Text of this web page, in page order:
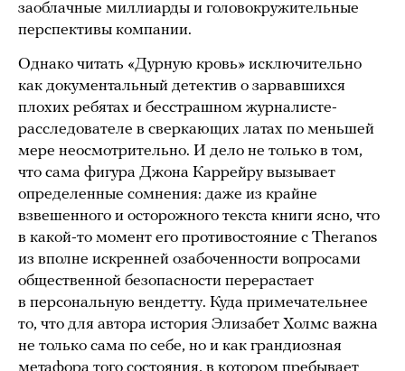
заоблачные миллиарды и головокружительные
перспективы компании.
Однако читать «Дурную кровь» исключительно
как документальный детектив о зарвавшихся
плохих ребятах и бесстрашном журналисте-
расследователе в сверкающих латах по меньшей
мере неосмотрительно. И дело не только в том,
что сама фигура Джона Каррейру вызывает
определенные сомнения: даже из крайне
взвешенного и осторожного текста книги ясно, что
в какой-то момент его противостояние с Theranos
из вполне искренней озабоченности вопросами
общественной безопасности перерастает
в персональную вендетту. Куда примечательнее
то, что для автора история Элизабет Холмс важна
не только сама по себе, но и как грандиозная